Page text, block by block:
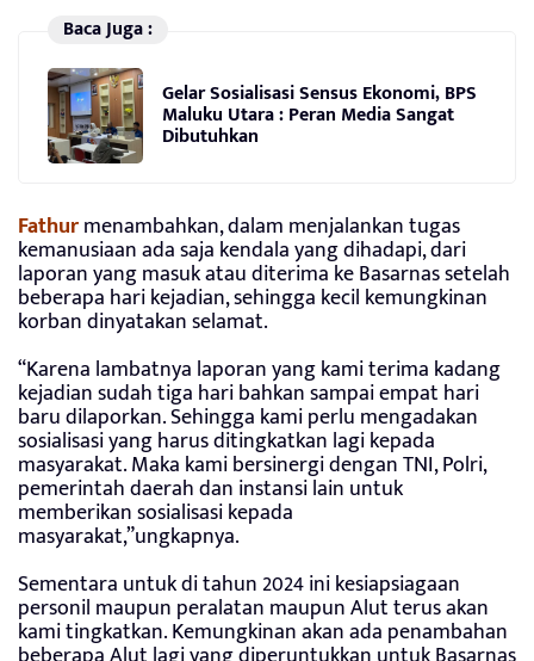
Baca Juga :
Gelar Sosialisasi Sensus Ekonomi, BPS
Maluku Utara : Peran Media Sangat
Dibutuhkan
Fathurmenambahkan, dalam menjalankan tugas
kemanusiaan ada saja kendala yang dihadapi, dari
laporan yang masuk atau diterima ke Basarnas setelah
beberapa hari kejadian, sehingga kecil kemungkinan
korban dinyatakan selamat.
“Karena lambatnya laporan yang kami terima kadang
kejadian sudah tiga hari bahkan sampai empat hari
baru dilaporkan. Sehingga kami perlu mengadakan
sosialisasi yang harus ditingkatkan lagi kepada
masyarakat. Maka kami bersinergi dengan TNI, Polri,
pemerintah daerah dan instansi lain untuk
memberikan sosialisasi kepada
masyarakat,”ungkapnya.
Sementara untuk di tahun 2024 ini kesiapsiagaan
personil maupun peralatan maupun Alut terus akan
kami tingkatkan. Kemungkinan akan ada penambahan